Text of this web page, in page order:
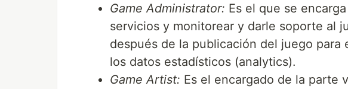
Game Administrator: Es el que se
servicios y monitorear y darle soporte al
después de la publicación del juego para
los datos estadísticos (analytics).
Game Artist: Es el encargado de la parte